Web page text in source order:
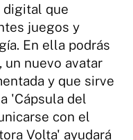
digital que
juegos y
En ella podrás
un nuevo avatar
y que sirve
'Cápsula del
con el
Volta' ayudará